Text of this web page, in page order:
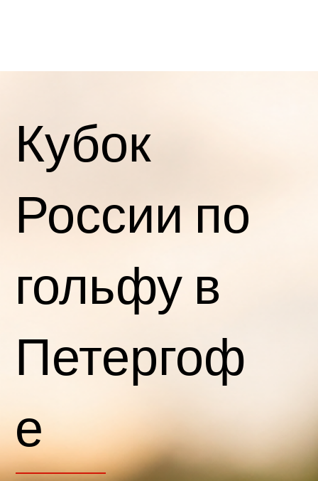
Кубок
России по
гольфу в
Петергоф
е